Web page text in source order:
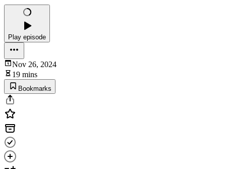
Play episode
Nov 26, 2024
19 mins
Bookmarks